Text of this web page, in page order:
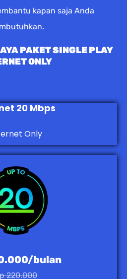
kapan saja Anda
PAKET SINGLE PLAY
ONLY
20 Mbps
Only
bulan
220.000